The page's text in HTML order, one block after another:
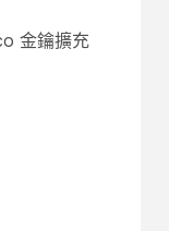
金鑰擴充